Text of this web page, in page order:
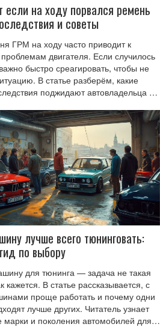
если на ходу порвался ремень
и советы
ГРМ на ходу часто приводит к
двигателя. Если случилось
быстро среагировать, чтобы не
В статье разберём, какие
поджидают автовладельца и
износа ремня и дадим полезные
Я расскажу, что нужно
и сейчас, чтобы не встрять на дороге.
лучше всего тюнинговать:
по выбору
для тюнинга — задача не такая
кажется. В статье рассказывается, с
проще работать и почему одни
лучше других. Читатель узнает
марки и поколения автомобилей для